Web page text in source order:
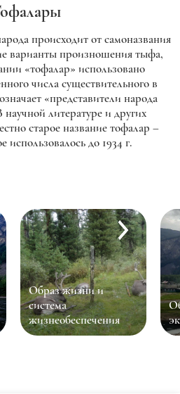
происходит от самоназвания
варианты произношения тыфа,
«тофалар» использовано
числа существительного в
«представители народа
литературе и других
старое название тофалар –
использовалось до 1934 г.
Общество и
экономика